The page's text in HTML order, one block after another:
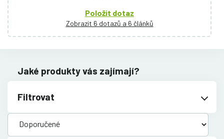
Položit dotaz
Zobrazit 6 dotazů a 6 článků
Jaké produkty vás zajímají?
Filtrovat